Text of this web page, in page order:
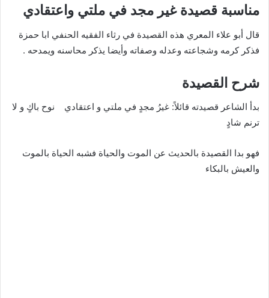
مناسبة قصيدة غير مجد في ملتي واعتقادي
قال أبو علاء المعري هذه القصيدة في رثاء الفقيه الحنفي ابا حمزة
فذكر كرمه وشجاعته وعدله وصفاته وأيضا يذكر محاسنه ويمدحه .
شرح القصيدة
بدأ الشاعر قصيدته قائلاً: غيرُ مجدٍ في ملتي و اعتقادي نوح باكٍ و لا
ترنم شادٍ
فهو بدا القصيدة بالحديث عن الموت والحياة فشبه الحياة بالموت
والعيش بالبكاء